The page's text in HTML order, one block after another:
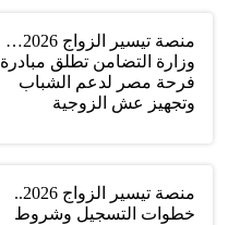
منصة تيسير الزواج 2026…
وزارة التضامن تطلق مبادرة
فرحة مصر لدعم الشباب
وتجهيز عش الزوجية
منصة تيسير الزواج 2026..
خطوات التسجيل وشروط